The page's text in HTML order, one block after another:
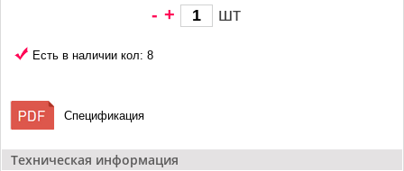
Техническая информация
- + шт
Есть в наличии кол: 8
Спецификация